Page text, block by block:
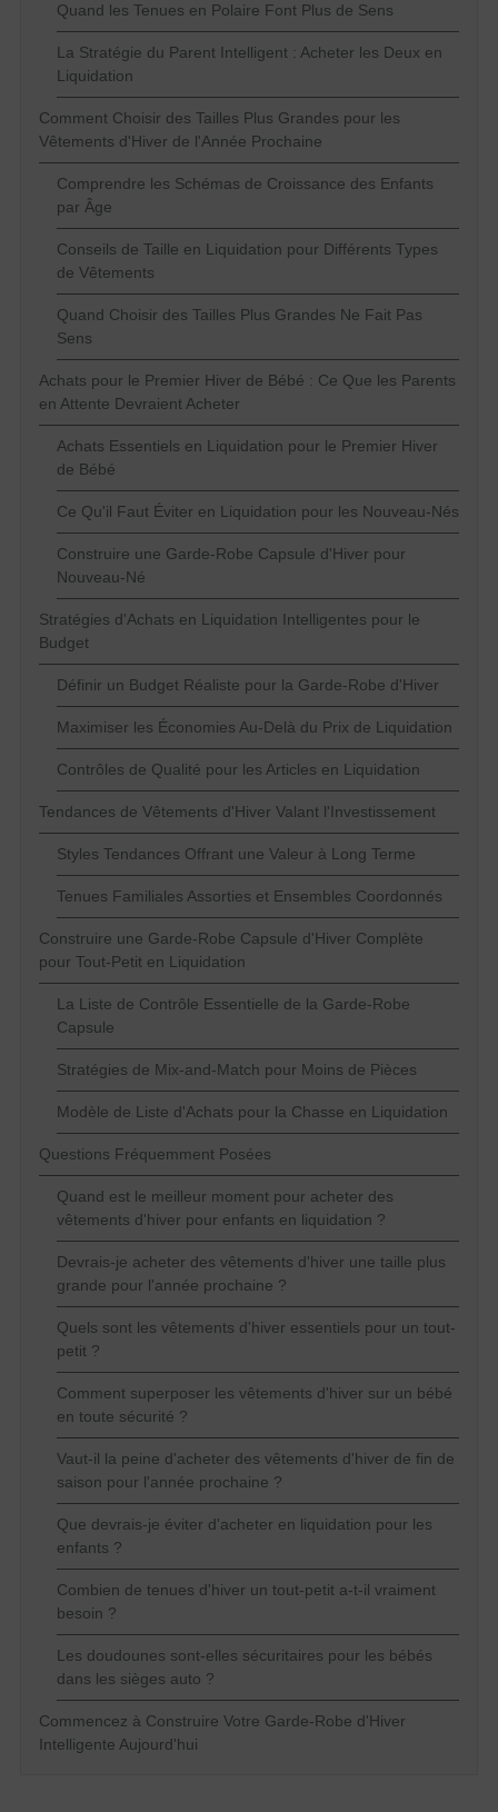
Quand les Tenues en Polaire Font Plus de Sens
La Stratégie du Parent Intelligent : Acheter les Deux en
Liquidation
Comment Choisir des Tailles Plus Grandes pour les
Vêtements d'Hiver de l'Année Prochaine
Comprendre les Schémas de Croissance des Enfants
par Âge
Conseils de Taille en Liquidation pour Différents Types
de Vêtements
Quand Choisir des Tailles Plus Grandes Ne Fait Pas
Sens
Achats pour le Premier Hiver de Bébé : Ce Que les Parents
en Attente Devraient Acheter
Achats Essentiels en Liquidation pour le Premier Hiver
de Bébé
Ce Qu'il Faut Éviter en Liquidation pour les Nouveau-Nés
Construire une Garde-Robe Capsule d'Hiver pour
Nouveau-Né
Stratégies d'Achats en Liquidation Intelligentes pour le
Budget
Définir un Budget Réaliste pour la Garde-Robe d'Hiver
Maximiser les Économies Au-Delà du Prix de Liquidation
Contrôles de Qualité pour les Articles en Liquidation
Tendances de Vêtements d'Hiver Valant l'Investissement
Styles Tendances Offrant une Valeur à Long Terme
Tenues Familiales Assorties et Ensembles Coordonnés
Construire une Garde-Robe Capsule d'Hiver Complète
pour Tout-Petit en Liquidation
La Liste de Contrôle Essentielle de la Garde-Robe
Capsule
Stratégies de Mix-and-Match pour Moins de Pièces
Modèle de Liste d'Achats pour la Chasse en Liquidation
Questions Fréquemment Posées
Quand est le meilleur moment pour acheter des
vêtements d'hiver pour enfants en liquidation ?
Devrais-je acheter des vêtements d'hiver une taille plus
grande pour l'année prochaine ?
Quels sont les vêtements d'hiver essentiels pour un tout-
petit ?
Comment superposer les vêtements d'hiver sur un bébé
en toute sécurité ?
Vaut-il la peine d'acheter des vêtements d'hiver de fin de
saison pour l'année prochaine ?
Que devrais-je éviter d'acheter en liquidation pour les
enfants ?
Combien de tenues d'hiver un tout-petit a-t-il vraiment
besoin ?
Les doudounes sont-elles sécuritaires pour les bébés
dans les sièges auto ?
Commencez à Construire Votre Garde-Robe d'Hiver
Intelligente Aujourd'hui